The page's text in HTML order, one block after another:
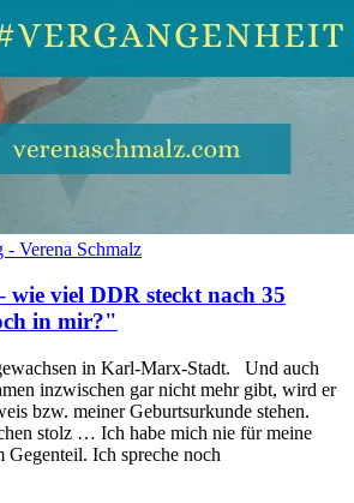
- Verena Schmalz
wie viel DDR steckt nach 35
in mir?"
in Karl-Marx-Stadt. Und auch
inzwischen gar nicht mehr gibt, wird er
bzw. meiner Geburtsurkunde stehen.
stolz … Ich habe mich nie für meine
Ich spreche noch